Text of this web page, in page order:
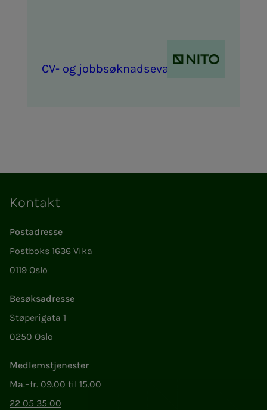
CV- og job­b­­­søk­­­nads­­­e­va­lu­e­ring
Kontakt
Postadresse
Postboks 1636 Vika
0119 Oslo
Besøksadresse
Støperigata 1
0250 Oslo
Medlemstjenester
Ma.–fr. 09.00 til 15.00
22 05 35 00